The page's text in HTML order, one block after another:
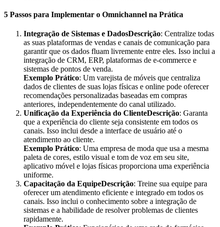
5 Passos para Implementar o Omnichannel na Prática
Integração de Sistemas e DadosDescrição: Centralize todas
as suas plataformas de vendas e canais de comunicação para
garantir que os dados fluam livremente entre eles. Isso inclui a
integração de CRM, ERP, plataformas de e-commerce e
sistemas de pontos de venda.
Exemplo Prático: Um varejista de móveis que centraliza
dados de clientes de suas lojas físicas e online pode oferecer
recomendações personalizadas baseadas em compras
anteriores, independentemente do canal utilizado.
Unificação da Experiência do ClienteDescrição: Garanta
que a experiência do cliente seja consistente em todos os
canais. Isso inclui desde a interface de usuário até o
atendimento ao cliente.
Exemplo Prático: Uma empresa de moda que usa a mesma
paleta de cores, estilo visual e tom de voz em seu site,
aplicativo móvel e lojas físicas proporciona uma experiência
uniforme.
Capacitação da EquipeDescrição: Treine sua equipe para
oferecer um atendimento eficiente e integrado em todos os
canais. Isso inclui o conhecimento sobre a integração de
sistemas e a habilidade de resolver problemas de clientes
rapidamente.